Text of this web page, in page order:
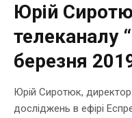
Юрій
телеканалу
березня
Юрій Сиротюк, директор
досліджень в ефірі